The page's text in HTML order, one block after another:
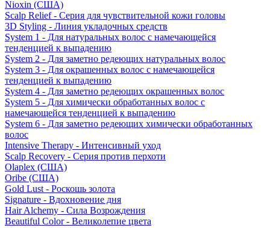
Nioxin (США)
Scalp Relief - Серия для чувствительной кожи головы
3D Styling - Линия укладочных средств
System 1 - Для натуральных волос с намечающейся
тенденцией к выпадению
System 2 - Для заметно редеющих натуральных волос
System 3 - Для окрашенных волос с намечающейся
тенденцией к выпадению
System 4 - Для заметно редеющих окрашенных волос
System 5 - Для химически обработанных волос с
намечающейся тенденцией к выпадению
System 6 - Для заметно редеющих химически обработанных
волос
Intensive Therapy - Интенсивный уход
Scalp Recovery - Серия против перхоти
Olaplex (США)
Oribe (США)
Gold Lust - Роскошь золота
Signature - Вдохновение дня
Hair Alchemy - Сила Возрождения
Beautiful Color - Великолепие цвета